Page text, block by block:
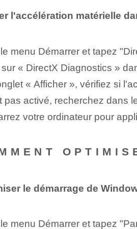
l'accélération matérielle
menu Démarrer et tapez
« DirectX Diagnostics »
« Afficher », vérifiez si
pas activé, recherchez dans
votre ordinateur pour
le démarrage de
menu Démarrer et tapez